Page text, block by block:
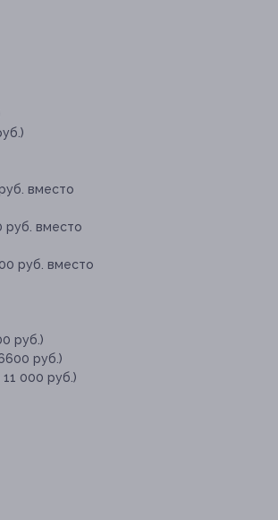
вместо
руб. вместо
руб. вместо
руб.)
руб.)
000 руб.)